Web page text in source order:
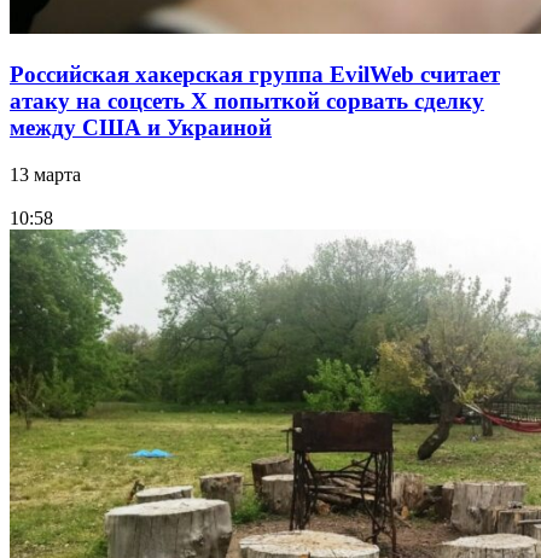
Российская хакерская группа EvilWeb считает
атаку на соцсеть Х попыткой сорвать сделку
между США и Украиной
13 марта
10:58